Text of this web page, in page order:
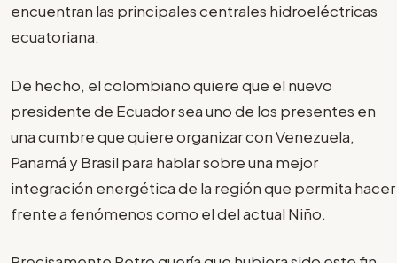
encuentran las principales centrales hidroeléctricas
ecuatoriana.
De hecho, el colombiano quiere que el nuevo
presidente de Ecuador sea uno de los presentes en
una cumbre que quiere organizar con Venezuela,
Panamá y Brasil para hablar sobre una mejor
integración energética de la región que permita hacer
frente a fenómenos como el del actual Niño.